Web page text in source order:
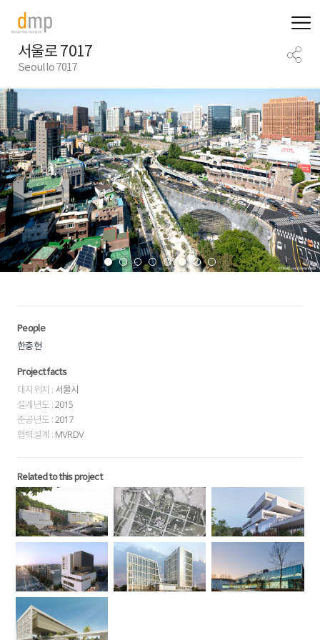
서울로 7017
Seoullo 7017
People
한충헌
Project facts
대지위치 : 서울시
설계년도 :2015
준공년도 :2017
협력설계 : MVRDV
Related to this project